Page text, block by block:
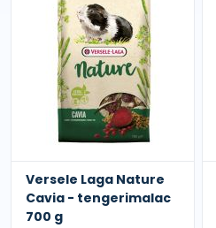
Versele Laga Nature
Cavia - tengerimalac
700 g